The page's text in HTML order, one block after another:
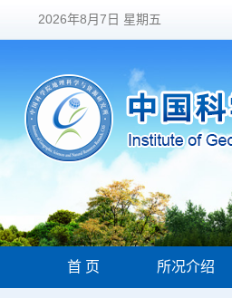
2026年8月7日 星期五
首 页 所况介绍